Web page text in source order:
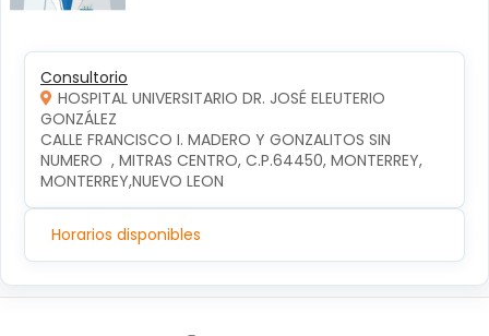
Consultorio
HOSPITAL UNIVERSITARIO DR. JOSÉ ELEUTERIO
GONZÁLEZ
CALLE FRANCISCO I. MADERO Y GONZALITOS SIN
NUMERO  , MITRAS CENTRO, C.P.64450, MONTERREY,
MONTERREY,NUEVO LEON
Horarios disponibles